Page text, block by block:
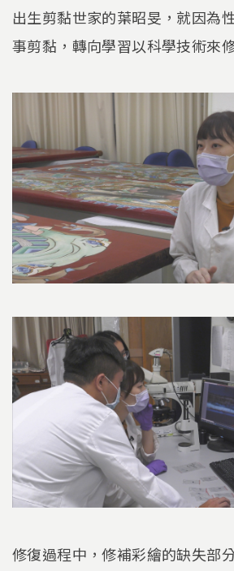
出生剪黏世家的葉昭旻，就因為
事剪黏，轉向學習以科學技術來
修復過程中，修補彩繪的缺失部